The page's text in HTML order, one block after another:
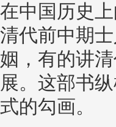
在中国历史
清代前中期
姻，有的讲
展。这部书
式的勾画。